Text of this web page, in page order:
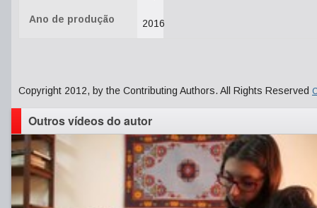
Ano de produção 2016
Copyright 2012, by the Contributing Authors. All Rights Reserved
Outros vídeos do autor